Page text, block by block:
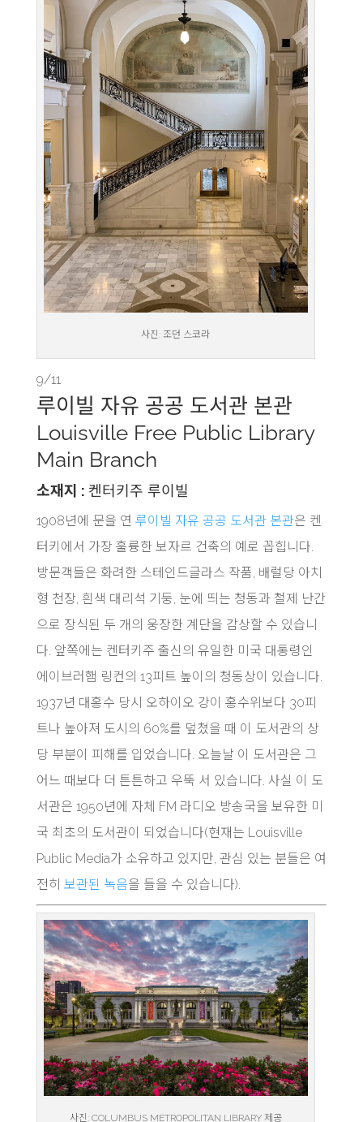
사진: 조던 스코라​​
9/11
루이빌 자유 공공 도서관 본관
Louisville Free Public Library
Main Branch
소재지 : 켄터키주 루이빌
1908년에 문을 연 루이빌 자유 공공 도서관 본관은 켄
터키에서 가장 훌륭한 보자르 건축의 예로 꼽힙니다.
방문객들은 화려한 스테인드글라스 작품, 배럴당 아치
형 천장, 흰색 대리석 기둥, 눈에 띄는 청동과 철제 난간
으로 장식된 두 개의 웅장한 계단을 감상할 수 있습니
다. 앞쪽에는 켄터키주 출신의 유일한 미국 대통령인
에이브러햄 링컨의 13피트 높이의 청동상이 있습니다.
1937년 대홍수 당시 오하이오 강이 홍수위보다 30피
트나 높아져 도시의 60%를 덮쳤을 때 이 도서관의 상
당 부분이 피해를 입었습니다. 오늘날 이 도서관은 그
어느 때보다 더 튼튼하고 우뚝 서 있습니다. 사실 이 도
서관은 1950년에 자체 FM 라디오 방송국을 보유한 미
국 최초의 도서관이 되었습니다(현재는 Louisville
Public Media가 소유하고 있지만, 관심 있는 분들은 여
전히 보관된 녹음을 들을 수 있습니다).
사진: COLUMBUS METROPOLITAN LIBRARY 제공